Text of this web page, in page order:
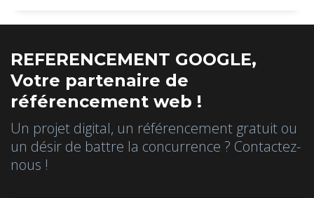
REFERENCEMENT GOOGLE,
Votre partenaire de
référencement web !
Un projet digital, un référencement gratuit ou
un désir de battre la concurrence ? Contactez-
nous !